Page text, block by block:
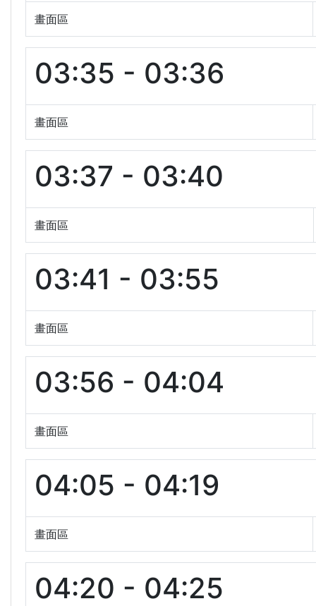
畫面區
03:35 - 03:36
畫面區
03:37 - 03:40
畫面區
03:41 - 03:55
畫面區
03:56 - 04:04
畫面區
04:05 - 04:19
畫面區
04:20 - 04:25